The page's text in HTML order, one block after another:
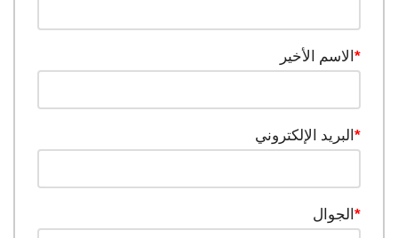
الاسم الأخير *
البريد الإلكتروني *
الجوال *